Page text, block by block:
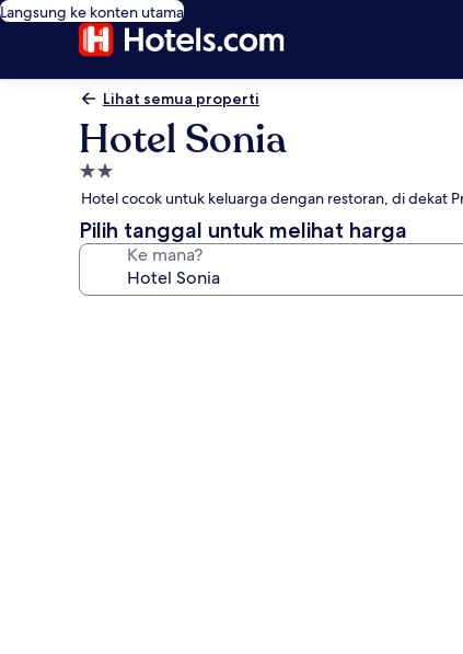
Langsung ke konten utama
Lihat semua properti
Hotel Sonia
Properti
bintang
2.0
Hotel cocok untuk keluarga dengan restoran, di dekat
Pilih tanggal untuk melihat harga
Ke mana?